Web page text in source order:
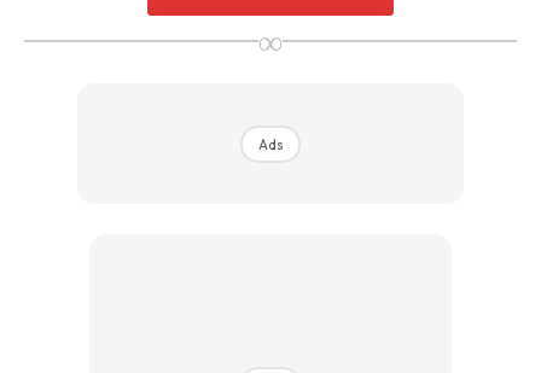
Ramai di kalangan kita malas untuk bertanya lagi, lalu
menghalalkan sahaja hutang tersebut dengan mudah.
∞
Ads